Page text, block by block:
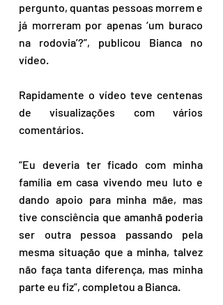
pergunto, quantas pessoas morrem e
já morreram por apenas ‘um buraco
na rodovia’?”, publicou Bianca no
vídeo.
Rapidamente o vídeo teve centenas
de visualizações com vários
comentários.
“Eu deveria ter ficado com minha
família em casa vivendo meu luto e
dando apoio para minha mãe, mas
tive consciência que amanhã poderia
ser outra pessoa passando pela
mesma situação que a minha, talvez
não faça tanta diferença, mas minha
parte eu fiz”, completou a Bianca.